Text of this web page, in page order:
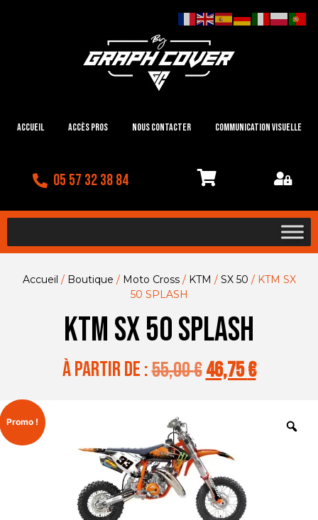
Accueil Accès Pros Nous contacter Communication visuelle
05 57 32 38 84
Accueil / Boutique / Moto Cross/ KTM / SX 50 / KTM SX
50 SPLASH
KTM SX 50 SPLASH
à partir de :55,00€46,75€
Promo !